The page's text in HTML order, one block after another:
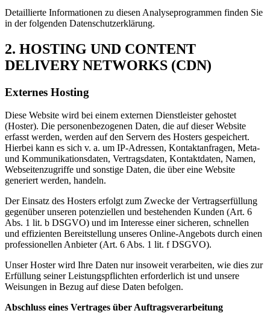
Detaillierte Informationen zu diesen Analyseprogrammen finden Sie
in der folgenden Datenschutzerklärung.
2. HOSTING UND CONTENT
DELIVERY NETWORKS (CDN)
Externes Hosting
Diese Website wird bei einem externen Dienstleister gehostet
(Hoster). Die personenbezogenen Daten, die auf dieser Website
erfasst werden, werden auf den Servern des Hosters gespeichert.
Hierbei kann es sich v. a. um IP-Adressen, Kontaktanfragen, Meta-
und Kommunikationsdaten, Vertragsdaten, Kontaktdaten, Namen,
Webseitenzugriffe und sonstige Daten, die über eine Website
generiert werden, handeln.
Der Einsatz des Hosters erfolgt zum Zwecke der Vertragserfüllung
gegenüber unseren potenziellen und bestehenden Kunden (Art. 6
Abs. 1 lit. b DSGVO) und im Interesse einer sicheren, schnellen
und effizienten Bereitstellung unseres Online-Angebots durch einen
professionellen Anbieter (Art. 6 Abs. 1 lit. f DSGVO).
Unser Hoster wird Ihre Daten nur insoweit verarbeiten, wie dies zur
Erfüllung seiner Leistungspflichten erforderlich ist und unsere
Weisungen in Bezug auf diese Daten befolgen.
Abschluss eines Vertrages über Auftragsverarbeitung